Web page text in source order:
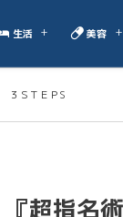
生活 美容
３ＳＴＥＰS
『超指名